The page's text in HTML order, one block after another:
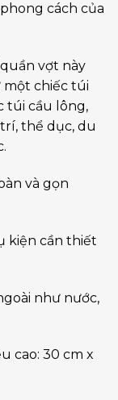
cách của
vợt này
một chiếc túi
túi cầu lông,
thể dục, du
và gọn
kiện cần thiết
như nước,
cao: 30 cm x